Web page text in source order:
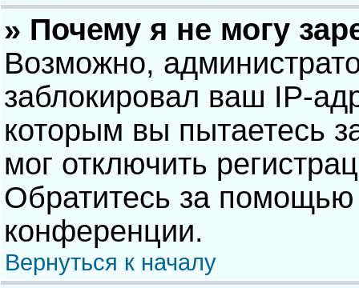
» Почему я не могу
Возможно,
заблокировал ваш IP-
которым вы пытаетесь
мог отключить
Обратитесь за помощью
конференции.
Вернуться к началу